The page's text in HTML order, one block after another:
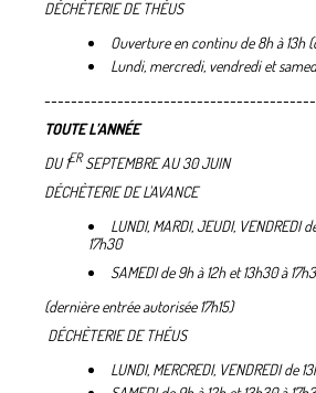
DÉCHÈTERIE DE THÉUS
Ouverture en continu de 8h à 13h
Lundi, mercredi, vendredi et
TOUTE L’ANNÉE
DU 1ERSEPTEMBRE AU 30 JUIN
DÉCHÈTERIE DE L'AVANCE
LUNDI, MARDI, JEUDI, VENDREDI
17h30
SAMEDI de 9h à 12h et 13h30 à
(dernière entrée autorisée 17h15)
DÉCHÈTERIE DE THÉUS
LUNDI, MERCREDI, VENDREDI de